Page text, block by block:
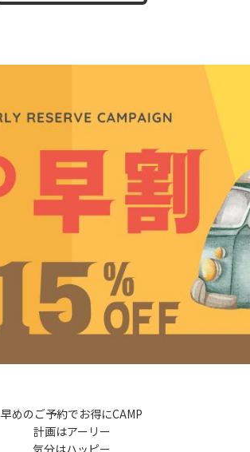
早めのご予約でお得にCAMP
計画はアーリー
気分はハッピー